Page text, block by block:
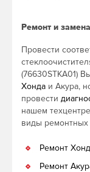
Ремонт и
Провести
(76630STKA01)
Хонда и Акура,
провести
нашем
виды ремонтных
Ремонт
Ремонт